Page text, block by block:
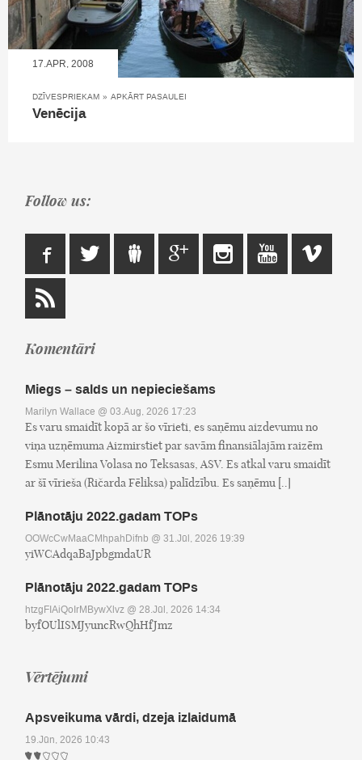
17.APR, 2008
DZĪVESPRIEKAM » APKĀRT PASAULEI
Venēcija
Follow us:
Komentāri
Miegs – salds un nepieciešams
Marilyn Wallace @ 03.Aug, 2026 17:23
Es varu smaidīt kopā ar šo vīrieti, es saņēmu aizdevumu no
viņa uzņēmuma Aizmirstiet par savām finansiālajām raizēm
Esmu Merilina Volasa no Teksasas, ASV. Es atkal varu smaidīt
ar šī vīrieša (Ričarda Fēliksa) palīdzību. Es saņēmu [..]
Plānotāju 2022.gadam TOPs
OOWcCwMaaCMhpahDifnb @ 31.Jūl, 2026 19:39
yiWCAdqaBaJpbgmdaUR
Plānotāju 2022.gadam TOPs
htzgFIAiQoIrMBywXlvz @ 28.Jūl, 2026 14:34
byfOUlISMJyuncRwQhHfJmz
Vērtējumi
Apsveikuma vārdi, dzeja izlaidumā
19.Jūn, 2026 10:43